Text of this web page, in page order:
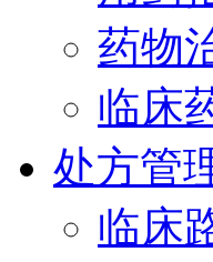
药物
临床
处方管
临床